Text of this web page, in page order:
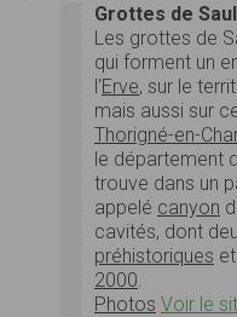
Grottes de
Les grottes de
qui forment un
l'Erve, sur le
mais aussi sur
Thorigné-en-
le département
trouve dans un
appelé canyon
cavités, dont
préhistoriques
2000
Photos Voir le